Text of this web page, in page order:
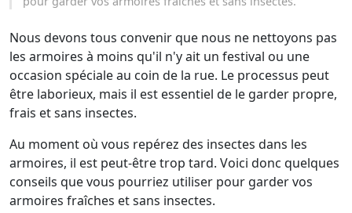
Nous devons tous convenir que nous ne nettoyons pas
les armoires à moins qu'il n'y ait un festival ou une
occasion spéciale au coin de la rue. Le processus peut
être laborieux, mais il est essentiel de le garder propre,
frais et sans insectes.
Au moment où vous repérez des insectes dans les
armoires, il est peut-être trop tard. Voici donc quelques
conseils que vous pourriez utiliser pour garder vos
armoires fraîches et sans insectes.